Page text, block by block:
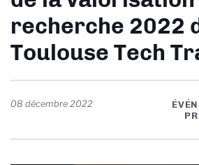
recherche 2022
Toulouse Tech
08 décembre 2022